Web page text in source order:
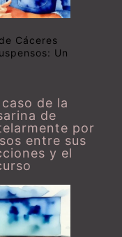
Cáceres
Un
de la
de
por
entre sus
y el